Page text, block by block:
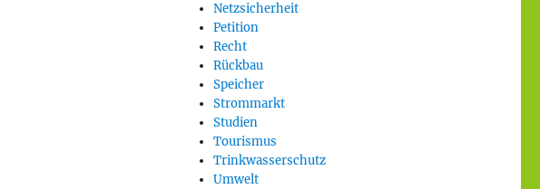
Netzsicherheit
Petition
Recht
Rückbau
Speicher
Strommarkt
Studien
Tourismus
Trinkwasserschutz
Umwelt